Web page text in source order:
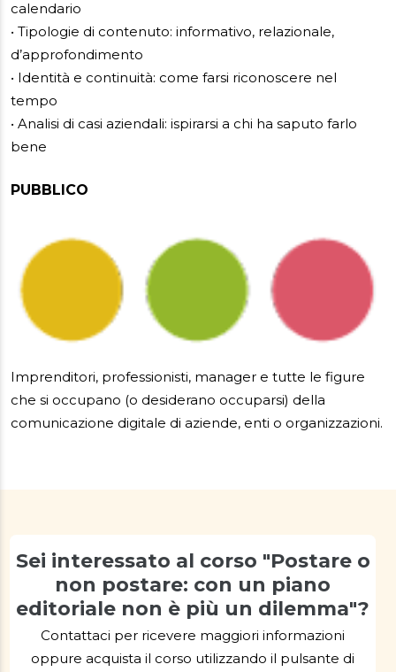
calendario
• Tipologie di contenuto: informativo, relazionale,
d’approfondimento
• Identità e continuità: come farsi riconoscere nel
tempo
• Analisi di casi aziendali: ispirarsi a chi ha saputo farlo
bene
PUBBLICO
Imprenditori, professionisti, manager e tutte le figure
che si occupano (o desiderano occuparsi) della
comunicazione digitale di aziende, enti o organizzazioni.
Sei interessato al corso "Postare o
non postare: con un piano
editoriale non è più un dilemma"?
Contattaci per ricevere maggiori informazioni
oppure acquista il corso utilizzando il pulsante di